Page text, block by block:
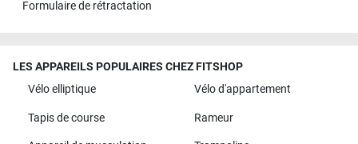
Formulaire de rétractation
LES APPAREILS POPULAIRES CHEZ FITSHOP
Vélo elliptique
Vélo d'appartement
Tapis de course Rameur